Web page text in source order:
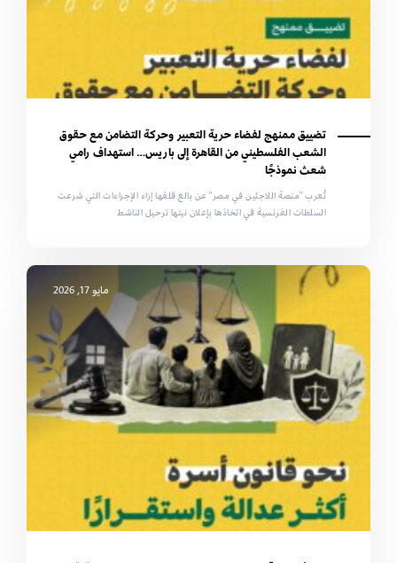
تضييق ممنهج لفضاء حرية التعبير وحركة التضامن مع حقوق
الشعب الفلسطيني من القاهرة إلى باريس… استهداف رامي
شعث نموذجًا
تُعرب "منصة اللاجئين في مصر" عن بالغ قلقها إزاء الإجراءات التي شرعت
السلطات الفرنسية في اتخاذها بإعلان نيتها ترحيل الناشط
مايو 17, 2026